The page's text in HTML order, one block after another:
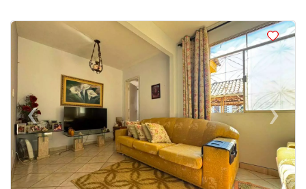
< <
‹Previous ›Next